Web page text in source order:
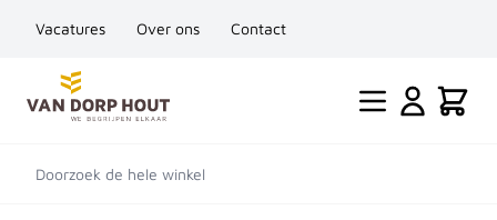
Vacatures Over ons Contact
Ga naar de inhoud
Cart
Doorzoek de hele winkel